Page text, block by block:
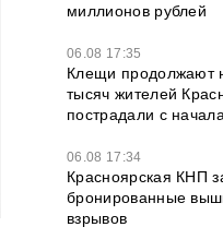
миллионов рублей
06.08 17:35
Клещи продолжают
тысяч жителей
пострадали с
06.08 17:34
Красноярская КНП
бронированные
взрывов